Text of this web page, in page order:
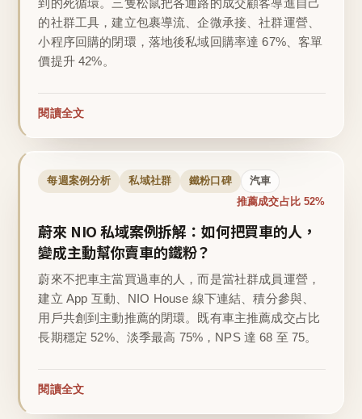
到的死循環。三隻松鼠把各通路的成交顧客導進自己
的社群工具，建立包裹導流、企微承接、社群運營、
小程序回購的閉環，落地後私域回購率達 67%、客單
價提升 42%。
閱讀全文
每週案例分析 私域社群 鐵粉口碑 汽車
推薦成交占比 52%
蔚來 NIO 私域案例拆解：如何把買車的人，
變成主動幫你賣車的鐵粉？
蔚來不把車主當買過車的人，而是當社群成員運營，
建立 App 互動、NIO House 線下連結、積分參與、
用戶共創到主動推薦的閉環。既有車主推薦成交占比
長期穩定 52%、淡季最高 75%，NPS 達 68 至 75。
閱讀全文